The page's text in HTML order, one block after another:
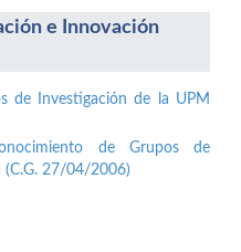
e Innovación
de Investigación de la UPM
de Grupos de
(C.G. 27/04/2006)